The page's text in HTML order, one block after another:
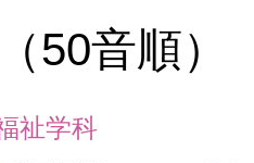
音順）
祉学科